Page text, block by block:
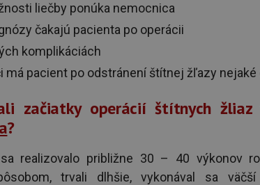
liečby ponúka nemocnica
čakajú pacienta po operácii
komplikáciách
má pacient po odstránení štítnej žľazy
začiatky operácií štítnych žliaz
?
realizovalo približne 30 – 40 výkonov
trvali dlhšie, vykonával sa